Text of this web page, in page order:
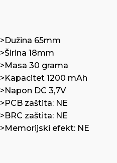
>Dužina 65mm
>Širina 18mm
>Masa 30 grama
>Kapacitet 1200 mAh
>Napon DC 3,7V
>PCB zaštita: NE
>BRC zaštita: NE
>Memorijski efekt: NE